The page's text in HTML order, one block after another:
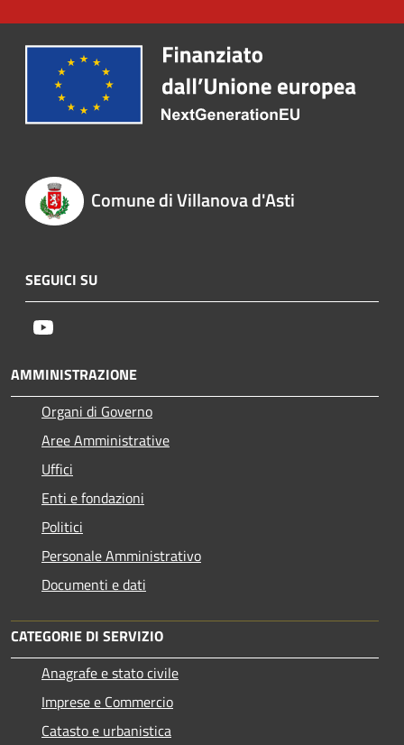
Comune di Villanova d'Asti
SEGUICI SU
AMMINISTRAZIONE
Organi di Governo
Aree Amministrative
Uffici
Enti e fondazioni
Politici
Personale Amministrativo
Documenti e dati
CATEGORIE DI SERVIZIO
Anagrafe e stato civile
Imprese e Commercio
Catasto e urbanistica